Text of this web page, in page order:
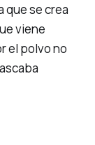
que se crea
viene
el polvo no